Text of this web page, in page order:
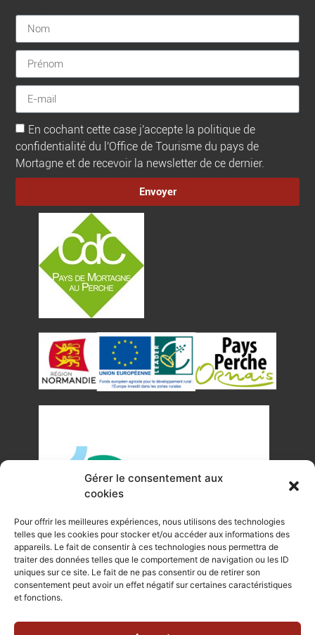
Gérer le consentement aux
cookies
Pour offrir les meilleures expériences, nous utilisons des technologies
telles que les cookies pour stocker et/ou accéder aux informations des
appareils. Le fait de consentir à ces technologies nous permettra de
traiter des données telles que le comportement de navigation ou les ID
uniques sur ce site. Le fait de ne pas consentir ou de retirer son
consentement peut avoir un effet négatif sur certaines caractéristiques
et fonctions.
En cochant cette case j'accepte la politique de
confidentialité du l'Office de Tourisme du pays de
Mortagne et de recevoir la newsletter de ce dernier.
Envoyer
©Tous droits réservés Office de Tourisme du Pays de
Plan du site Site internet réalisé par Je